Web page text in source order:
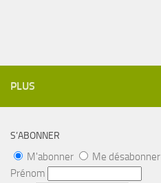
PLUS
S’ABONNER
M'abonner
Me désabonner
Prénom